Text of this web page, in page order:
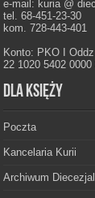
e-mail: kuria @
tel. 68-451-23-30
kom. 728-443-401
Konto: PKO I
22 1020 5402
Dla księży
Poczta
Kancelaria Kurii
Archiwum